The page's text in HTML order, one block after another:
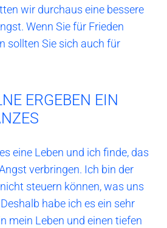
wir durchaus eine bessere
Wenn Sie für Frieden
sollten Sie sich auch für
ERGEBEN EIN
eine Leben und ich finde, das
verbringen. Ich bin der
steuern können, was uns
habe ich es ein sehr
mein Leben und einen tiefen